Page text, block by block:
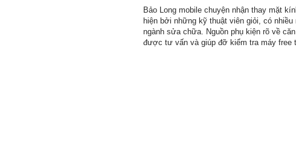
Bảo Long mobile chuyện nhận thay mặt
hiện bởi những kỹ thuật viên giỏi, có
ngành sửa chữa. Nguồn phụ kiện rõ về
được tư vấn và giúp đỡ kiểm tra máy free